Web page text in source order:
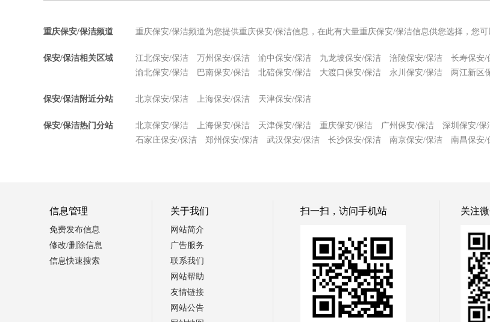
重庆保安/保洁频道 重庆保安/保洁频道为您提供重庆保安/保洁信息，在此有大量重庆保安/保洁信息供您选择，您可
保安/保洁相关区域 江北保安/保洁 万州保安/保洁 渝中保安/保洁 九龙坡保安/保洁 涪陵保安/保洁 长寿保安/
渝北保安/保洁
巴南保安/保洁 北碚保安/保洁 大渡口保安/保洁 永川保安/保洁 两江新区
保安/保洁附近分站 北京保安/保洁 上海保安/保洁 天津保安/保洁
保安/保洁热门分站 北京保安/保洁 上海保安/保洁 天津保安/保洁 重庆保安/保洁 广州保安/保洁 深圳保安/保
石家庄保安/保洁
郑州保安/保洁 武汉保安/保洁 长沙保安/保洁 南京保安/保洁 南昌保安/
信息管理
免费发布信息
修改/删除信息
信息快速搜索
关于我们
网站简介
广告服务
联系我们
网站帮助
友情链接
网站公告
扫一扫，访问手机站 关注